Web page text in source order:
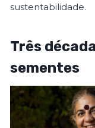
sustentabilidade.
Três
sementes